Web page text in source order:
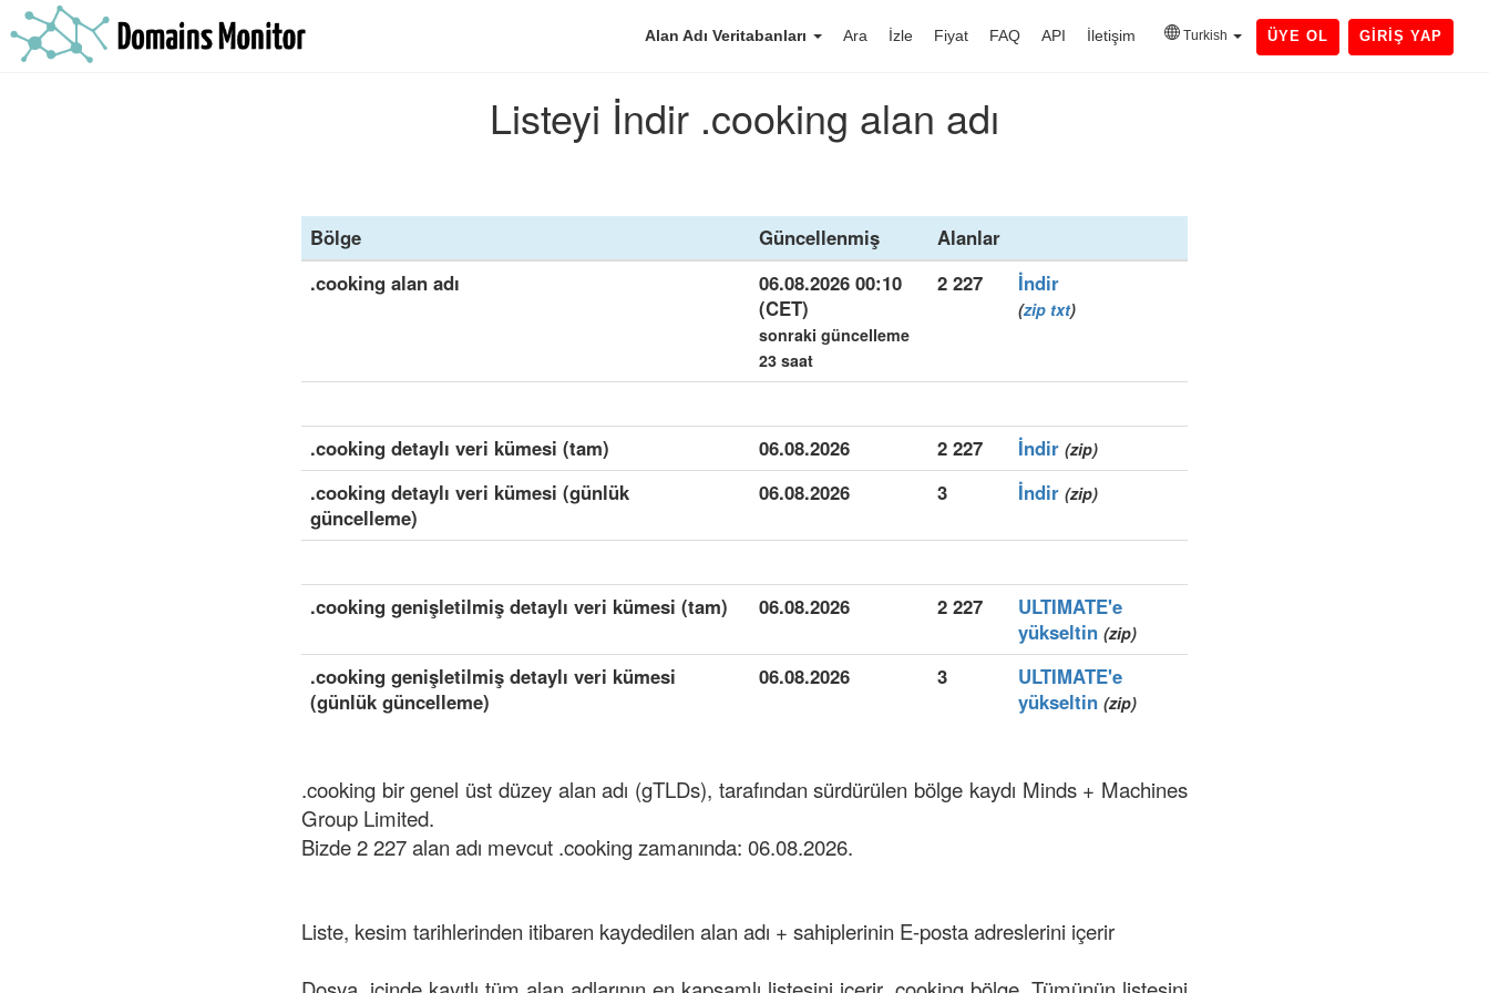
Alan Adı Veritabanları Ara İzle Fiyat FAQ API İletişim Turkish ÜYE OL GIRIŞ YAP
Listeyi İndir .cooking alan adı
Bölge Güncellenmiş
Alanlar
.cooking alan adı
06.08.2026 00:10
(CET)
sonraki güncelleme
23 saat
2 227 İndir
(zip txt)
.cooking detaylı veri kümesi (tam) 06.08.2026 2 227 İndir (zip)
.cooking detaylı veri kümesi (günlük
güncelleme)
06.08.2026 3 İndir (zip)
.cooking genişletilmiş detaylı veri kümesi (tam) 06.08.2026 2 227
ULTIMATE'e
yükseltin (zip)
.cooking genişletilmiş detaylı veri kümesi
(günlük güncelleme)
06.08.2026 3
ULTIMATE'e
yükseltin (zip)
.cooking bir genel üst düzey alan adı (gTLDs), tarafından sürdürülen bölge kaydı Minds + Machines
Group Limited.
Bizde 2 227 alan adı mevcut .cooking zamanında: 06.08.2026.
Liste, kesim tarihlerinden itibaren kaydedilen alan adı + sahiplerinin E-posta adreslerini içerir